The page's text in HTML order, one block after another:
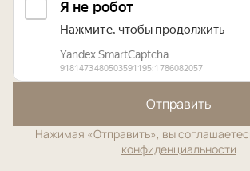
Отправить
Нажимая «Отправить», вы
конфиденциальности